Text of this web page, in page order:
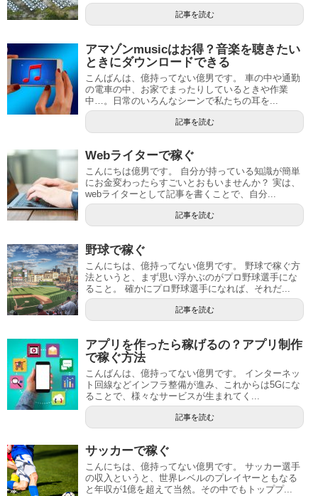
記事を読む
アマゾンmusicはお得？音楽を聴きたい
ときにダウンロードできる
こんばんは、億持ってない億男です。 車の中や通勤
の電車の中、お家でまったりしているときや作業
中…。日常のいろんなシーンで私たちの耳を...
記事を読む
Webライターで稼ぐ
こんにちは億男です。 自分が持っている知識が簡単
にお金変わったらすごいとおもいませんか？ 実は、
webライターとして記事を書くことで、自分...
記事を読む
野球で稼ぐ
こんにちは、億持ってない億男です。 野球で稼ぐ方
法というと、まず思い浮かぶのがプロ野球選手にな
ること。 確かにプロ野球選手になれば、それだ...
記事を読む
アプリを作ったら稼げるの？アプリ制作
で稼ぐ方法
こんばんは、億持ってない億男です。 インターネッ
ト回線などインフラ整備が進み、これからは5Gにな
ることで、様々なサービスが生まれてく...
記事を読む
サッカーで稼ぐ
こんにちは、億持ってない億男です。 サッカー選手
の収入というと、世界レベルのプレイヤーともなる
と年収が1億を超えて当然。その中でもトッププ...